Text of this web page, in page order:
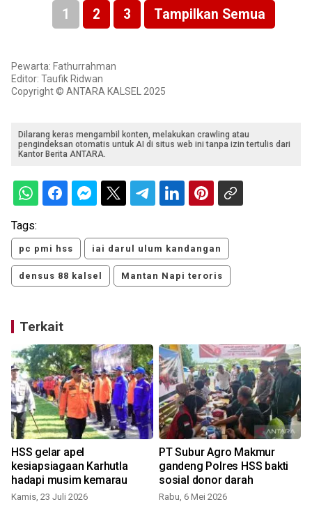
1 2 3 Tampilkan Semua
Pewarta: Fathurrahman
Editor: Taufik Ridwan
Copyright © ANTARA KALSEL 2025
Dilarang keras mengambil konten, melakukan crawling atau
pengindeksan otomatis untuk AI di situs web ini tanpa izin tertulis dari
Kantor Berita ANTARA.
Tags:
pc pmi hss iai darul ulum kandangan
densus 88 kalsel Mantan Napi teroris
Terkait
HSS gelar apel
kesiapsiagaan Karhutla
hadapi musim kemarau
Kamis, 23 Juli 2026
PT Subur Agro Makmur
gandeng Polres HSS bakti
sosial donor darah
Rabu, 6 Mei 2026